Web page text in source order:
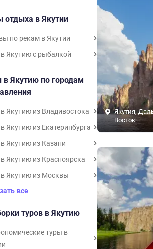
отдыха в Якутии
по рекам в Якутии
Якутию с рыбалкой
в Якутию по городам
Якутию из Владивостока
Якутию из Екатеринбурга
Якутию из Казани
Якутию из Красноярска
Якутию из Москвы
все
туров в Якутию
туры в
Якутия,
Восток